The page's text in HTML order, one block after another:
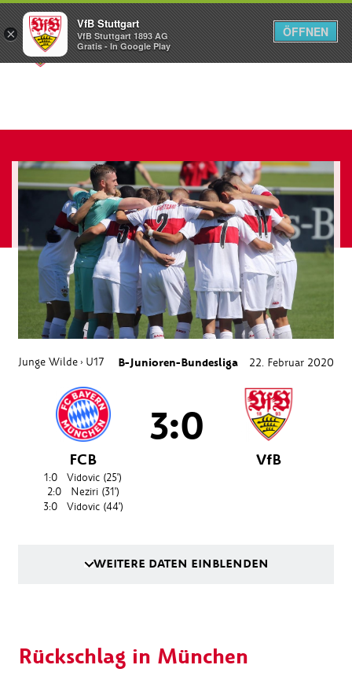
Menü
Junge Wilde › U17 B-Junioren-Bundesliga 22. Februar 2020
FCB
1:0 Vidovic (25')
2:0
Neziri(31')
3:0
Vidovic(44')
3:0
VfB
WEITERE DATEN EINBLENDEN
Rückschlag in München
×
VfB Stuttgart
VfB Stuttgart 1893 AG
Gratis - In Google Play
ÖFFNEN